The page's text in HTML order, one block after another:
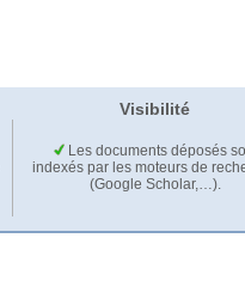
Visibilité
Les documents déposés
indexés par les moteurs de
(Google Scholar,…).